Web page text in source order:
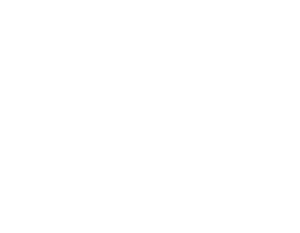
cookies are used to help us